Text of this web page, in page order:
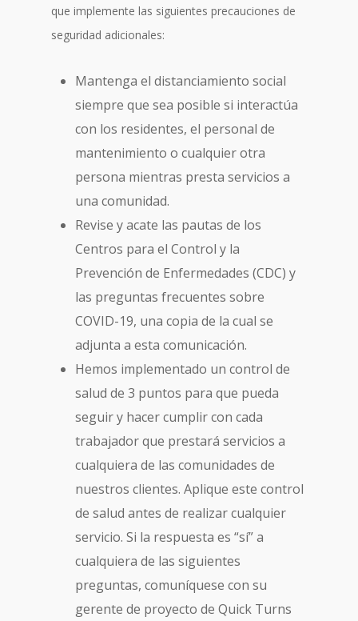
que implemente las siguientes precauciones de
seguridad adicionales:
Mantenga el distanciamiento social
siempre que sea posible si interactúa
con los residentes, el personal de
mantenimiento o cualquier otra
persona mientras presta servicios a
una comunidad.
Revise y acate las pautas de los
Centros para el Control y la
Prevención de Enfermedades (CDC) y
las preguntas frecuentes sobre
COVID-19, una copia de la cual se
adjunta a esta comunicación.
Hemos implementado un control de
salud de 3 puntos para que pueda
seguir y hacer cumplir con cada
trabajador que prestará servicios a
cualquiera de las comunidades de
nuestros clientes. Aplique este control
de salud antes de realizar cualquier
servicio. Si la respuesta es “sí” a
cualquiera de las siguientes
preguntas, comuníquese con su
gerente de proyecto de Quick Turns